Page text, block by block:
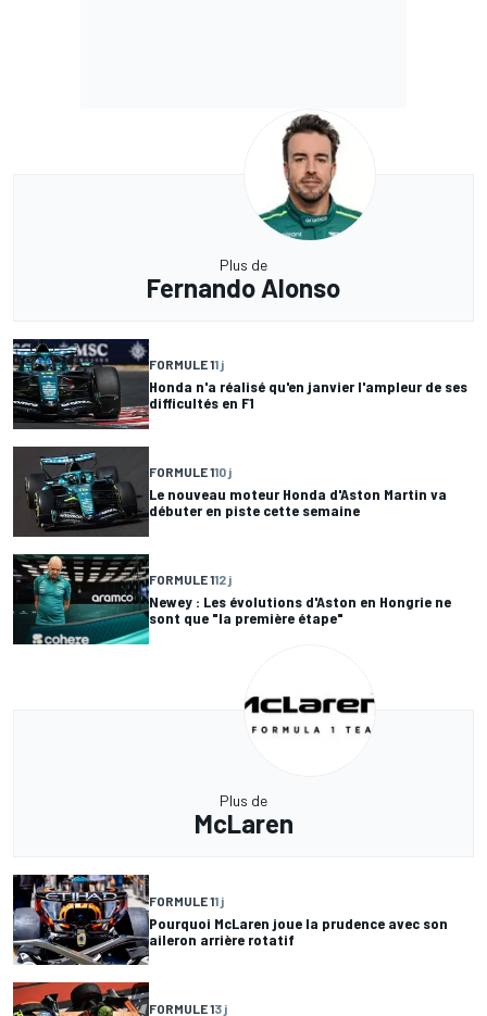
Plus de
Fernando Alonso
FORMULE 11 j
Honda n'a réalisé qu'en janvier l'ampleur de ses
difficultés en F1
FORMULE 110 j
Le nouveau moteur Honda d'Aston Martin va
débuter en piste cette semaine
FORMULE 112 j
Newey : Les évolutions d'Aston en Hongrie ne
sont que "la première étape"
Plus de
McLaren
FORMULE 11 j
Pourquoi McLaren joue la prudence avec son
aileron arrière rotatif
FORMULE 13 j